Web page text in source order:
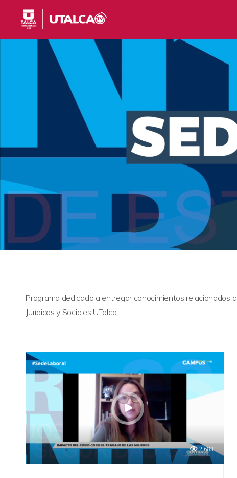
Programa dedicado a entregar conocimientos relacionados
Jurídicas y Sociales UTalca.
2,683